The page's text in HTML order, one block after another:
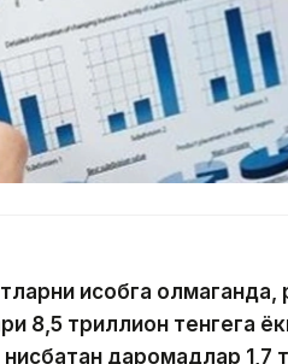
ҳисобга
8,5 триллион тенгега
даромадлар 1,7